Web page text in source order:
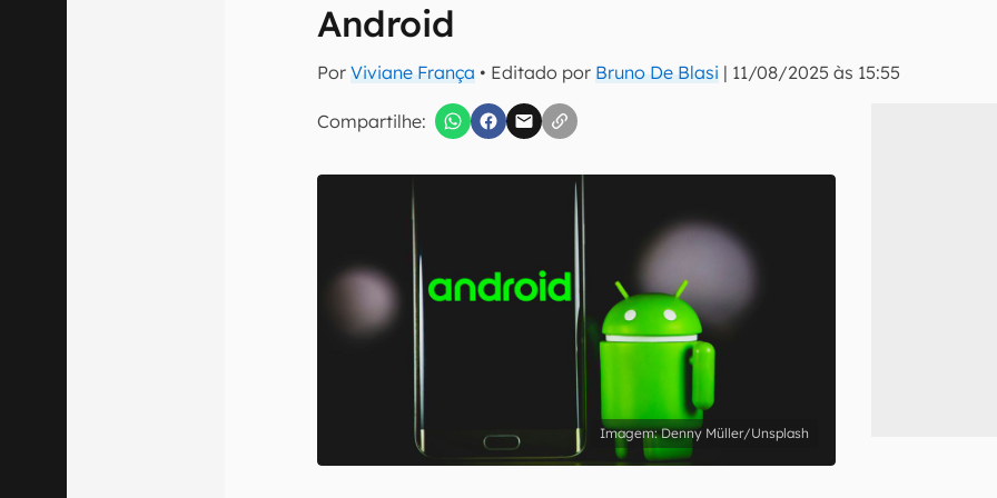
Android
PorViviane França • Editado por Bruno De Blasi | 11/08/2025 às 15:55
Compartilhe:
E-mail
Confirmo que li, aceito e concordo com os Termos de Uso e Política de Privacidade do
Denny Müller/Unsplash